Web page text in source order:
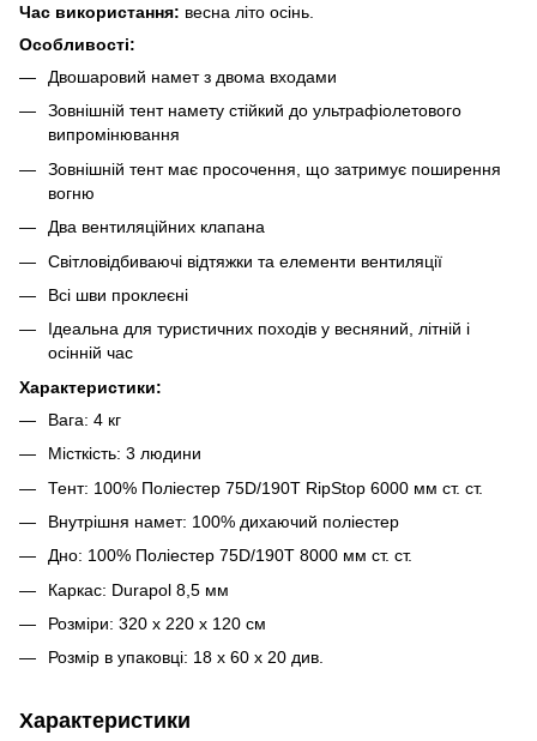
Час використання: весна літо осінь.
Особливості:
Двошаровий намет з двома входами
Зовнішній тент намету стійкий до ультрафіолетового
випромінювання
Зовнішній тент має просочення, що затримує поширення
вогню
Два вентиляційних клапана
Світловідбиваючі відтяжки та елементи вентиляції
Всі шви проклеєні
Ідеальна для туристичних походів у весняний, літній і
осінній час
Характеристики:
Вага: 4 кг
Місткість: 3 людини
Тент: 100% Поліестер 75D/190T RipStop 6000 мм ст. ст.
Внутрішня намет: 100% дихаючий поліестер
Дно: 100% Поліестер 75D/190T 8000 мм ст. ст.
Каркас: Durapol 8,5 мм
Розміри: 320 х 220 х 120 см
Розмір в упаковці: 18 x 60 x 20 див.
Характеристики